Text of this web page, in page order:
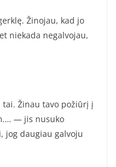
Žinojau, kad jo
niekada negalvojau,
Žinau tavo požiūrį į
— jis nusuko
jog daugiau galvoju